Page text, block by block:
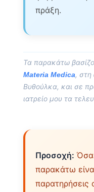
πράξη.
Τα παρακάτω
Materia Medica, στη
Βυθούλκα, και σε
ιατρείο μου τα
Προσοχή: Όσα
παρακάτω
παρατηρήσεις